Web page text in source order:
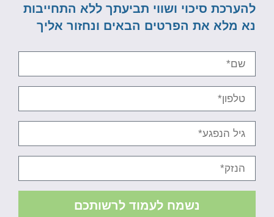
להערכת סיכוי ושווי תביעתך ללא התחייבות
נא מלא את הפרטים הבאים ונחזור אליך
נשמח לעמוד לרשותכם